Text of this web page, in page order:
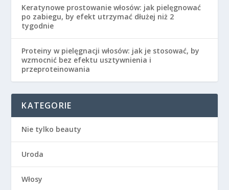
Keratynowe prostowanie włosów: jak pielęgnować
po zabiegu, by efekt utrzymać dłużej niż 2
tygodnie
Proteiny w pielęgnacji włosów: jak je stosować, by
wzmocnić bez efektu usztywnienia i
przeproteinowania
KATEGORIE
Nie tylko beauty
Uroda
Włosy